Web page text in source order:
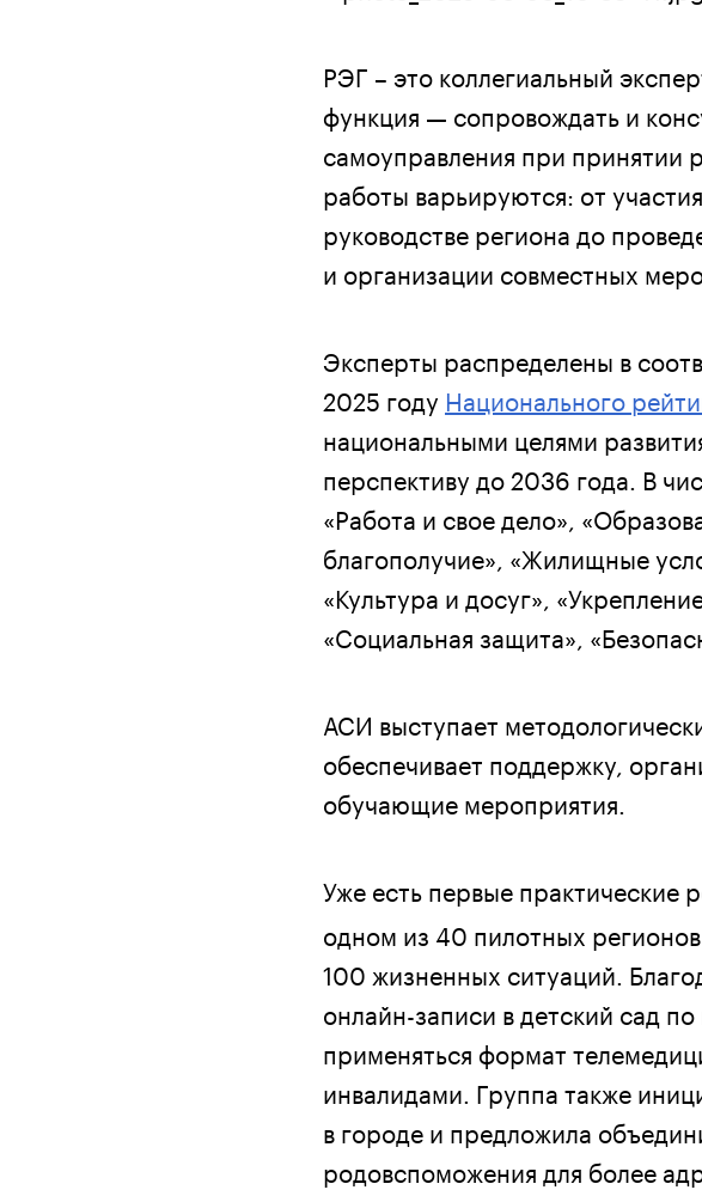
РЭГ – это коллегиальный
функция — сопровождать и
самоуправления при
работы варьируются: от
руководстве региона до
и организации совместных
Эксперты распределены в
2025 году Национального
национальными целями
перспективу до 2036 года. В
«Работа и свое дело»,
благополучие», «Жилищные
«Культура и досуг»,
«Социальная защита»,
АСИ выступает
обеспечивает поддержку,
обучающие мероприятия.
Уже есть первые практические
одном из 40 пилотных
100 жизненных ситуаций.
онлайн-записи в детский сад
применяться формат
инвалидами. Группа также
в городе и предложила
родовспоможения для более